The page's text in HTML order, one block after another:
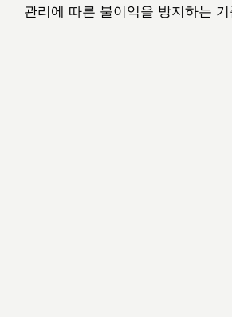
관리에 따른 불이익을 방지하는